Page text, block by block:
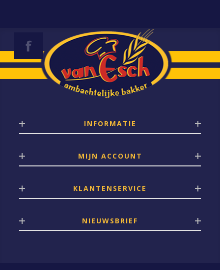
INFORMATIE
MIJN ACCOUNT
KLANTENSERVICE
NIEUWSBRIEF